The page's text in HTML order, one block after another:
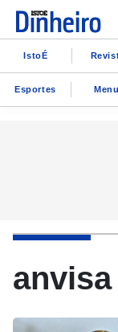
IstoÉ
Esportes Menu